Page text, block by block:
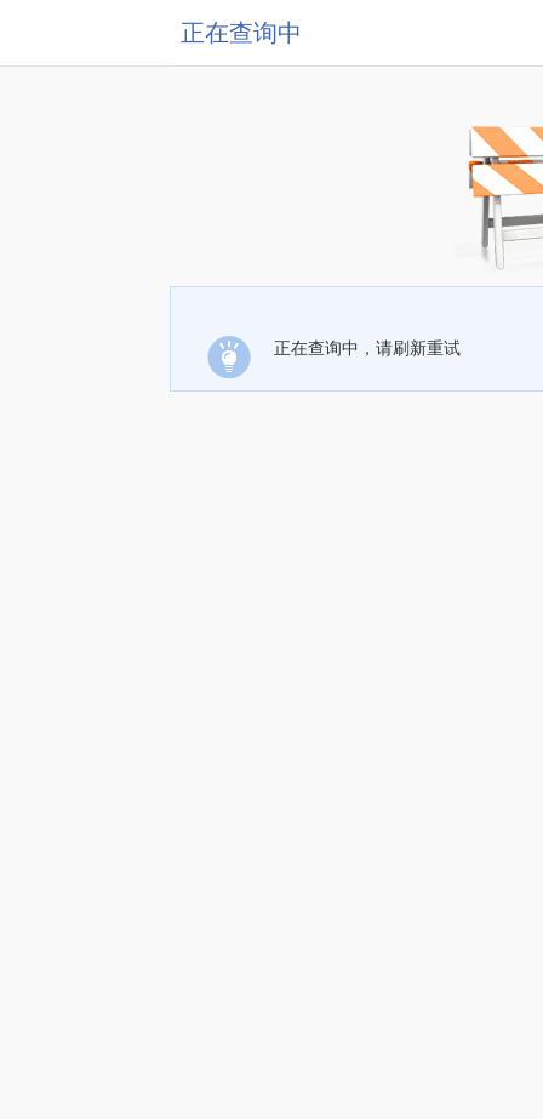
正在查询中
正在查询中，请刷新重试